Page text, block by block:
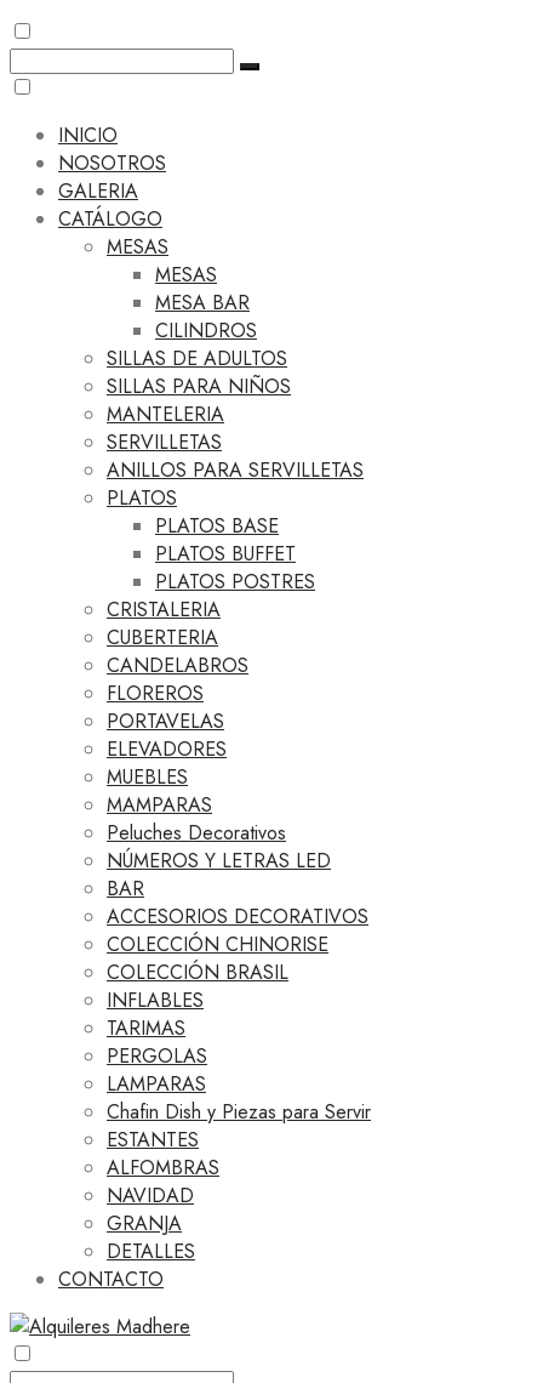
INICIO
NOSOTROS
GALERIA
CATÁLOGO
MESAS
MESAS
MESA BAR
CILINDROS
SILLAS DE ADULTOS
SILLAS PARA NIÑOS
MANTELERIA
SERVILLETAS
ANILLOS PARA SERVILLETAS
PLATOS
PLATOS BASE
PLATOS BUFFET
PLATOS POSTRES
CRISTALERIA
CUBERTERIA
CANDELABROS
FLOREROS
PORTAVELAS
ELEVADORES
MUEBLES
MAMPARAS
Peluches Decorativos
NÚMEROS Y LETRAS LED
BAR
ACCESORIOS DECORATIVOS
COLECCIÓN CHINORISE
COLECCIÓN BRASIL
INFLABLES
TARIMAS
PERGOLAS
LAMPARAS
Chafin Dish y Piezas para Servir
ESTANTES
ALFOMBRAS
NAVIDAD
GRANJA
DETALLES
CONTACTO